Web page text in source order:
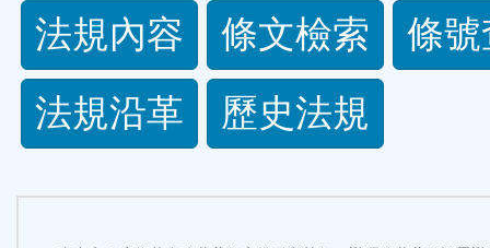
法
規
功
能
法規內容 條文檢索
條
法規沿革
歷史法規